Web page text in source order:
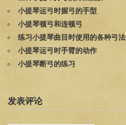
小提琴运弓时握弓的手型
小提琴顿弓和连顿弓
练习小提琴曲目时使用的各种弓法
小提琴运弓时手臂的动作
小提琴断弓的练习
发表评论